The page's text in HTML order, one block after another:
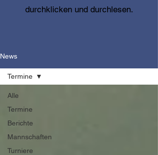
durchklicken und durchlesen.
News
Alle
Termine
Berichte
Mannschaften
Turniere
Termine